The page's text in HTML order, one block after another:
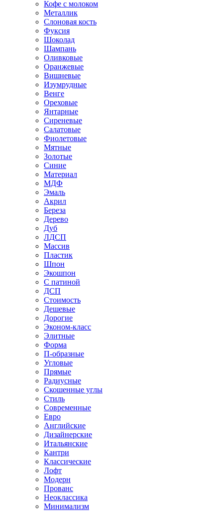
Кофе с молоком
Металлик
Слоновая кость
Фуксия
Шоколад
Шампань
Оливковые
Оранжевые
Вишневые
Изумрудные
Венге
Ореховые
Янтарные
Сиреневые
Салатовые
Фиолетовые
Мятные
Золотые
Синие
Материал
МДФ
Эмаль
Акрил
Береза
Дерево
Дуб
ЛДСП
Массив
Пластик
Шпон
Экошпон
С патиной
ДСП
Стоимость
Дешевые
Дорогие
Эконом-класс
Элитные
Форма
П-образные
Угловые
Прямые
Радиусные
Скошенные углы
Стиль
Современные
Евро
Английские
Дизайнерские
Итальянские
Кантри
Классические
Лофт
Модерн
Прованс
Неоклассика
Минимализм